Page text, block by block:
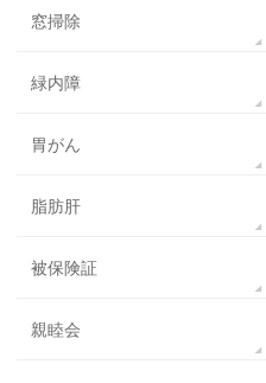
窓掃除
緑内障
胃がん
脂肪肝
被保険証
親睦会